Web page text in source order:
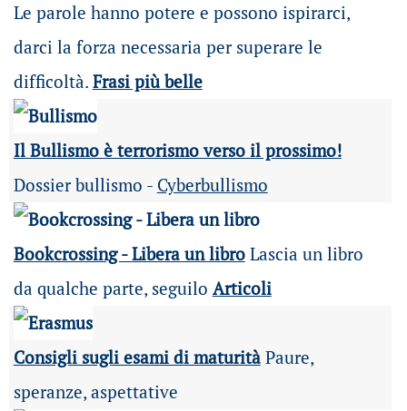
Le parole hanno potere e possono ispirarci,
darci la forza necessaria per superare le
difficoltà. Frasi più belle
Il Bullismo è terrorismo verso il prossimo!
Dossier bullismo - Cyberbullismo
Bookcrossing - Libera un libroLascia un libro
da qualche parte, seguilo Articoli
Consigli sugli esami di maturità Paure,
speranze, aspettative